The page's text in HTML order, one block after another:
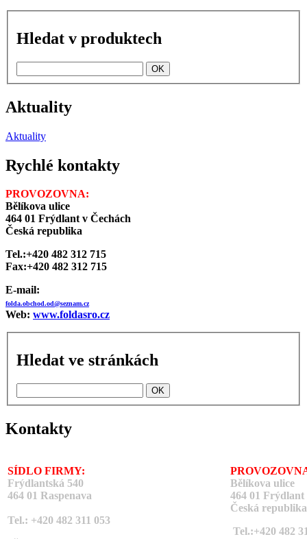
Hledat v produktech
Aktuality
Aktuality
Rychlé kontakty
PROVOZOVNA:
Bělíkova ulice
464 01 Frýdlant v Čechách
Česká republika
Tel.:+420 482 312 715
Fax:+420 482 312 715
E-mail:
folda.obchod.od@seznam.cz
Web: www.foldasro.cz
Hledat ve stránkách
Kontakty
SÍDLO FIRMY:
Frýdlantská 540
464 01 Raspenava
Tel.: +420 482 311 053
Bělíkova ulice
464 01 Frýdlant
Česká republika
Tel.:+420 482